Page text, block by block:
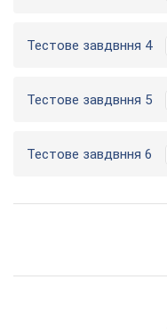
Тестове завдвння 4
Тестове завдвння 5
Тестове завдвння 6